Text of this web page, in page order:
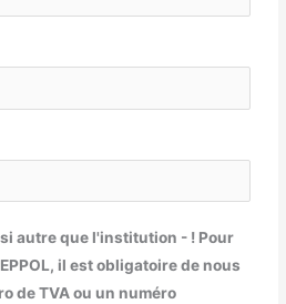
autre que l'institution - ! Pour
il est obligatoire de nous
de TVA ou un numéro